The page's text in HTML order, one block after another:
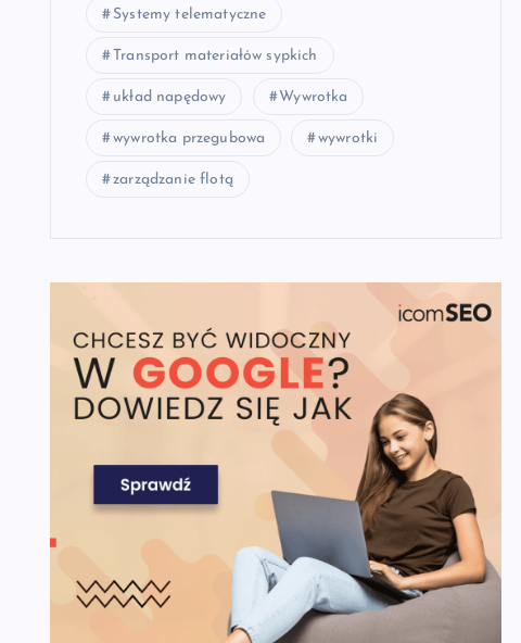
Systemy telematyczne
Transport materiałów sypkich
układ napędowy Wywrotka
wywrotka przegubowa wywrotki
zarządzanie flotą